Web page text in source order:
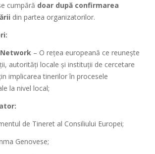
cumpără doar după confirmarea
din partea organizatorilor.
Network – O rețea europeană ce reunește
autorități locale și instituții de cercetare
implicarea tinerilor în procesele
la nivel local;
de Tineret al Consiliului Europei;
Genovese;